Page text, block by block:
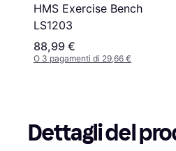
HMS Exercise Bench
LS1203
88,99 €
O 3 pagamenti di 29,66 €
Dettagli del